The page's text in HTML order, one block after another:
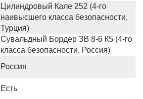
Цилиндровый Кале 252 (4-го
наивысшего класса безопасности,
Турция)
Сувальдный Бордер ЗВ 8-6 К5 (4-го
класса безопасности, Россия)
Россия
Есть